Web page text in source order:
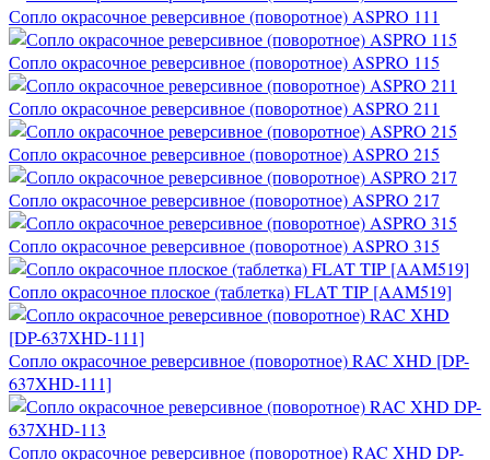
Сопло окрасочное реверсивное (поворотное) ASPRO 111
Сопло окрасочное реверсивное (поворотное) ASPRO 115
Сопло окрасочное реверсивное (поворотное) ASPRO 211
Сопло окрасочное реверсивное (поворотное) ASPRO 215
Сопло окрасочное реверсивное (поворотное) ASPRO 217
Сопло окрасочное реверсивное (поворотное) ASPRO 315
Сопло окрасочное плоское (таблетка) FLAT TIP [AAM519]
Сопло окрасочное реверсивное (поворотное) RAC XHD [DP-
637XHD-111]
Сопло окрасочное реверсивное (поворотное) RAC XHD DP-